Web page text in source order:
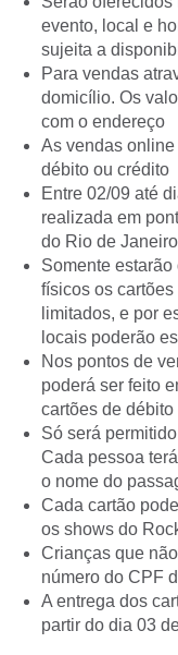
evento, local e
sujeita a
Para vendas
domicílio. Os
com o endereço
As vendas
débito ou crédito
Entre 02/09 até
realizada em
do Rio de
Somente
físicos os
limitados, e por
locais poderão
Nos pontos de
poderá ser feito
cartões de débito
Só será
Cada pessoa
o nome do
Cada cartão
os shows do
Crianças que
número do CPF
A entrega dos
partir do dia 03